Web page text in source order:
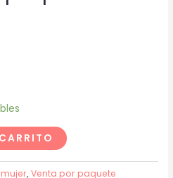
,Venta por paquete